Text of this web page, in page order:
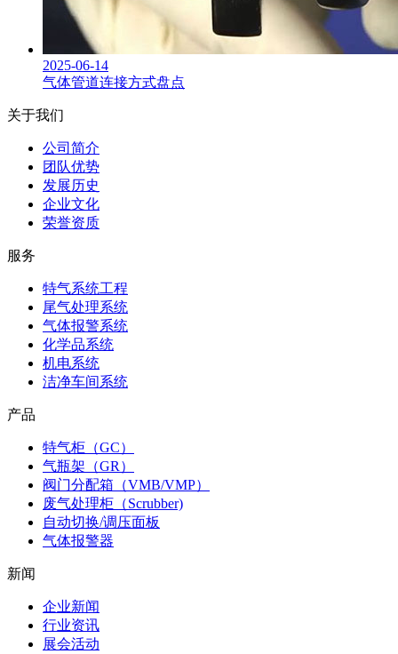
2025-06-14
气体管道连接方式盘点
关于我们
公司简介
团队优势
发展历史
企业文化
荣誉资质
服务
特气系统工程
尾气处理系统
气体报警系统
化学品系统
机电系统
洁净车间系统
产品
特气柜（GC）
气瓶架（GR）
阀门分配箱（VMB/VMP）
废气处理柜（Scrubber)
自动切换/调压面板
气体报警器
新闻
企业新闻
行业资讯
展会活动